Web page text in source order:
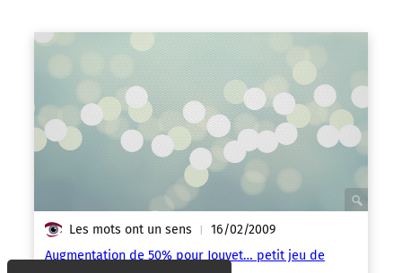
Les mots ont un sens | 16/02/2009
Augmentation de 50% pour Jouyet… petit jeu de